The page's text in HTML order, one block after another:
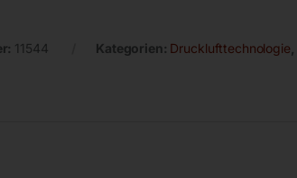
11544 Kategorien: Drucklufttechnologie